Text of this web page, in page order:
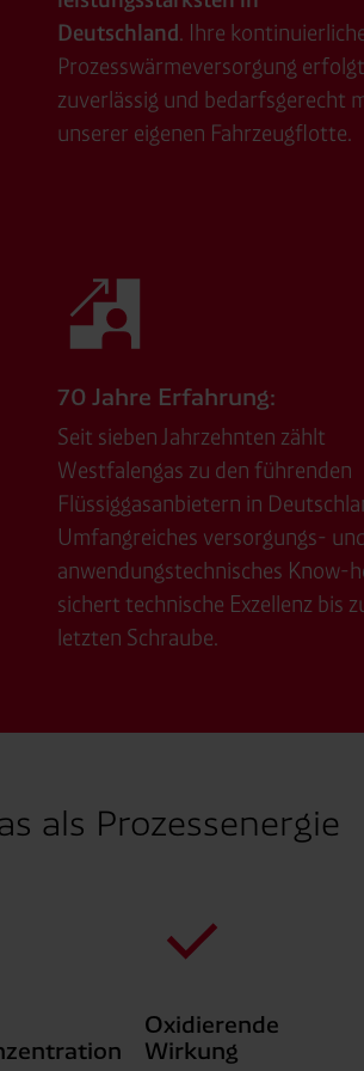
erfolgt, stellen wir geeignete
je nach Zweck unterschiedlich lange
anders vorgeschrieben oder technisch
& Co. KG, Industrieweg 43, 48155
Deutschland. Ihre
Prozesswärmeversorgung erfolgt
zuverlässig und bedarfsgerecht
unserer eigenen Fahrzeugflotte.
70 Jahre Erfahrung:
Seit sieben Jahrzehnten zählt
Westfalengas zu den führenden
Flüssiggasanbietern in
Umfangreiches versorgungs- und
anwendungstechnisches Know-
sichert technische Exzellenz bis
letzten Schraube.
als Prozessenergie
Oxidierende
Wirkung